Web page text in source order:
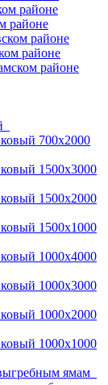
районе
районе
районе
районе
районе
700х2000
1500х3000
1500х2000
1500х1000
1000х4000
1000х3000
1000х2000
1000х1000
ямам